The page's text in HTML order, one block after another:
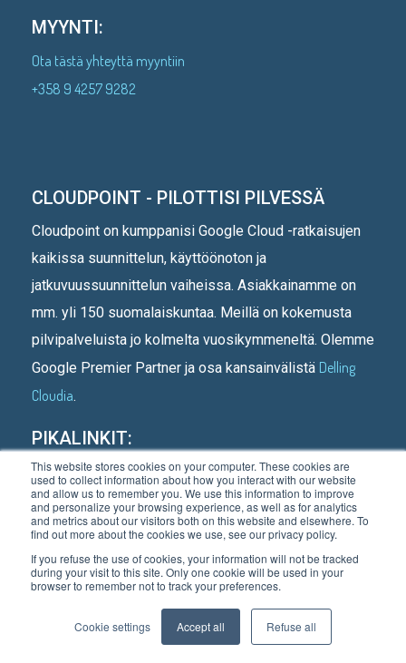
This website stores cookies on your computer. These cookies are
used to collect information about how you interact with our website
and allow us to remember you. We use this information to improve
and personalize your browsing experience, as well as for analytics
and metrics about our visitors both on this website and elsewhere. To
find out more about the cookies we use, see our privacy policy.
If you refuse the use of cookies, your information will not be tracked
during your visit to this site. Only one cookie will be used in your
browser to remember not to track your preferences.
Cookie settings Accept all Refuse all
MYYNTI:
Ota tästä yhteyttä myyntiin
+358 9 4257 9282
CLOUDPOINT - PILOTTISI PILVESSÄ
Cloudpoint on kumppanisi Google Cloud -ratkaisujen
kaikissa suunnittelun, käyttöönoton ja
jatkuvuussuunnittelun vaiheissa. Asiakkainamme on
mm. yli 150 suomalaiskuntaa. Meillä on kokemusta
pilvipalveluista jo kolmelta vuosikymmeneltä. Olemme
Google Premier Partner ja osa kansainvälistä Delling
Cloudia.
PIKALINKIT:
Etusivu
Kenelle teemme
Asiakastarinoita
Mitä teemme
Meistä